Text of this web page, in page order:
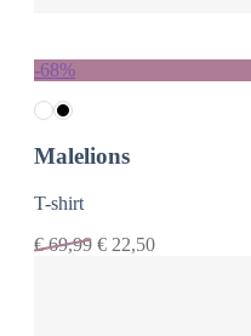
-68%
Malelions
T-shirt
€69,99 € 22,50